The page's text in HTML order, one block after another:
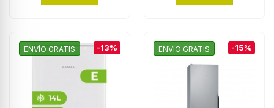
ENVÍO GRATIS -13% ENVÍO GRATIS -15%